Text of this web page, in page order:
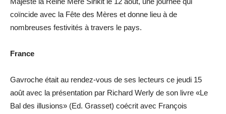
coïncide avec la Fête des Mères et donne lieu à de
nombreuses festivités à travers le pays.
France
Gavroche était au rendez-vous de ses lecteurs ce jeudi 15
août avec la présentation par Richard Werly de son livre «Le
Bal des illusions» (Ed. Grasset) coécrit avec François